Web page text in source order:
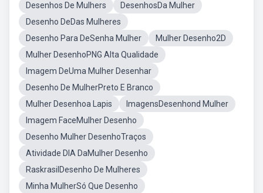
Desenhos De Mulhers
DesenhosDa Mulher
Desenho DeDas Mulheres
Desenho Para DeSenha Mulher
Mulher Desenho2D
Mulher DesenhoPNG Alta Qualidade
Imagem DeUma Mulher Desenhar
Desenho De MulherPreto E Branco
Mulher Desenhoa Lapis
ImagensDesenhond Mulher
Imagem FaceMulher Desenho
Desenho Mulher DesenhoTraços
Atividade DIA DaMulher Desenho
RaskrasilDesenho De Mulheres
Minha MulherSó Que Desenho